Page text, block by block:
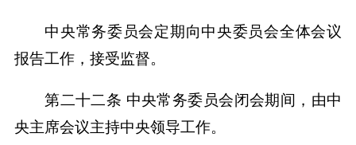
中央常务委员会定期向中央委员会全体会议
报告工作，接受监督。
第二十二条 中央常务委员会闭会期间，由中
央主席会议主持中央领导工作。